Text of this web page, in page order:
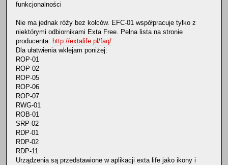
funkcjonalności
Nie ma jednak róży bez kolców. EFC-01 współpracuje tylko z
niektórymi odbiornikami Exta Free. Pełna lista na stronie
producenta: http://extalife.pl/faq/
Dla ułatwienia wklejam poniżej:
ROP-01
ROP-02
ROP-05
ROP-06
ROP-07
RWG-01
ROB-01
SRP-02
RDP-01
RDP-02
RDP-11
Urządzenia są przedstawione w aplikacji exta life jako ikony i